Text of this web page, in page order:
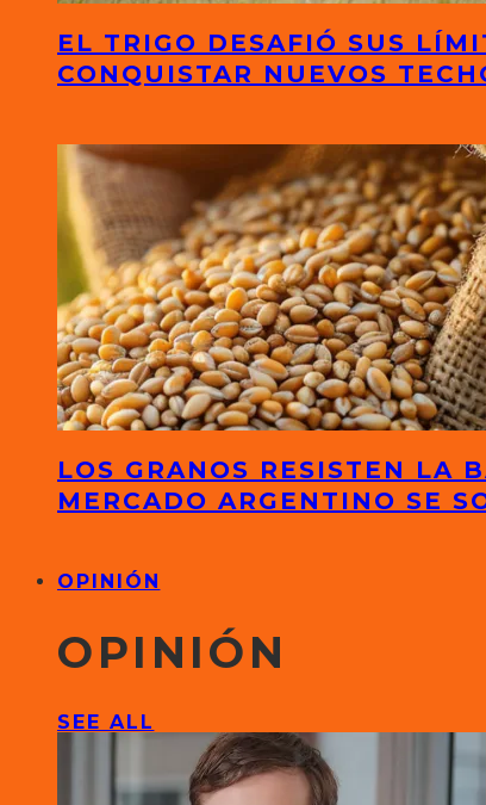
EL TRIGO DESAFIÓ SUS
CONQUISTAR NUEVOS
LOS GRANOS RESISTEN LA
MERCADO ARGENTINO SE
OPINIÓN
OPINIÓN
SEE ALL